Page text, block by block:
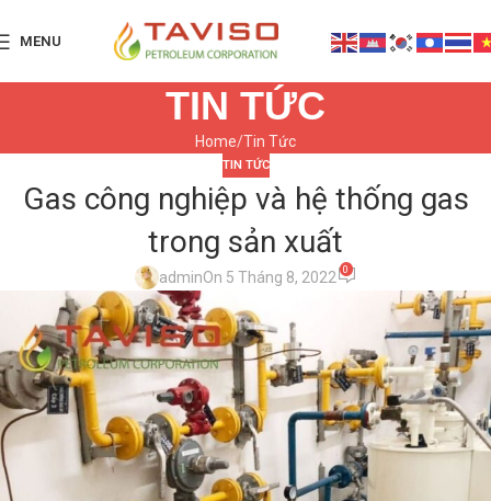
MENU
TIN TỨC
Home Tin Tức
TIN TỨC
Gas công nghiệp và hệ thống gas
trong sản xuất
adminOn 5 Tháng 8, 2022 0